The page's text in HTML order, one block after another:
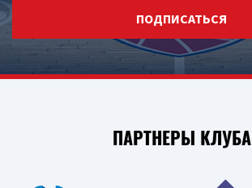
ПОДПИСАТЬСЯ
ПАРТНЕРЫ КЛУБА